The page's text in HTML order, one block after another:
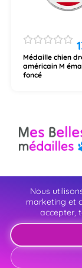
Médaille chien
américain M
foncé
Nous
marketing et
accepter,